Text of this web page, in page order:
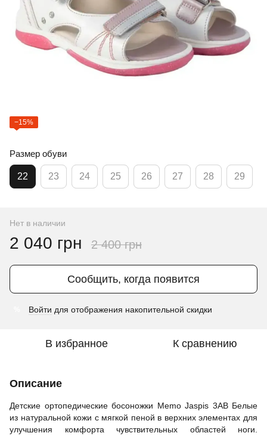
−15%
Размер обуви
22 23 24 25 26 27 28 29
Нет в наличии
2 040 грн 2 400 грн
Сообщить, когда появится
Войти для отображения накопительной скидки
В избранное К сравнению
Описание
Детские ортопедические босоножки Memo Jaspis 3AB Белые
из натуральной кожи с мягкой пеной в верхних элементах для
улучшения комфорта чувствительных областей ноги.